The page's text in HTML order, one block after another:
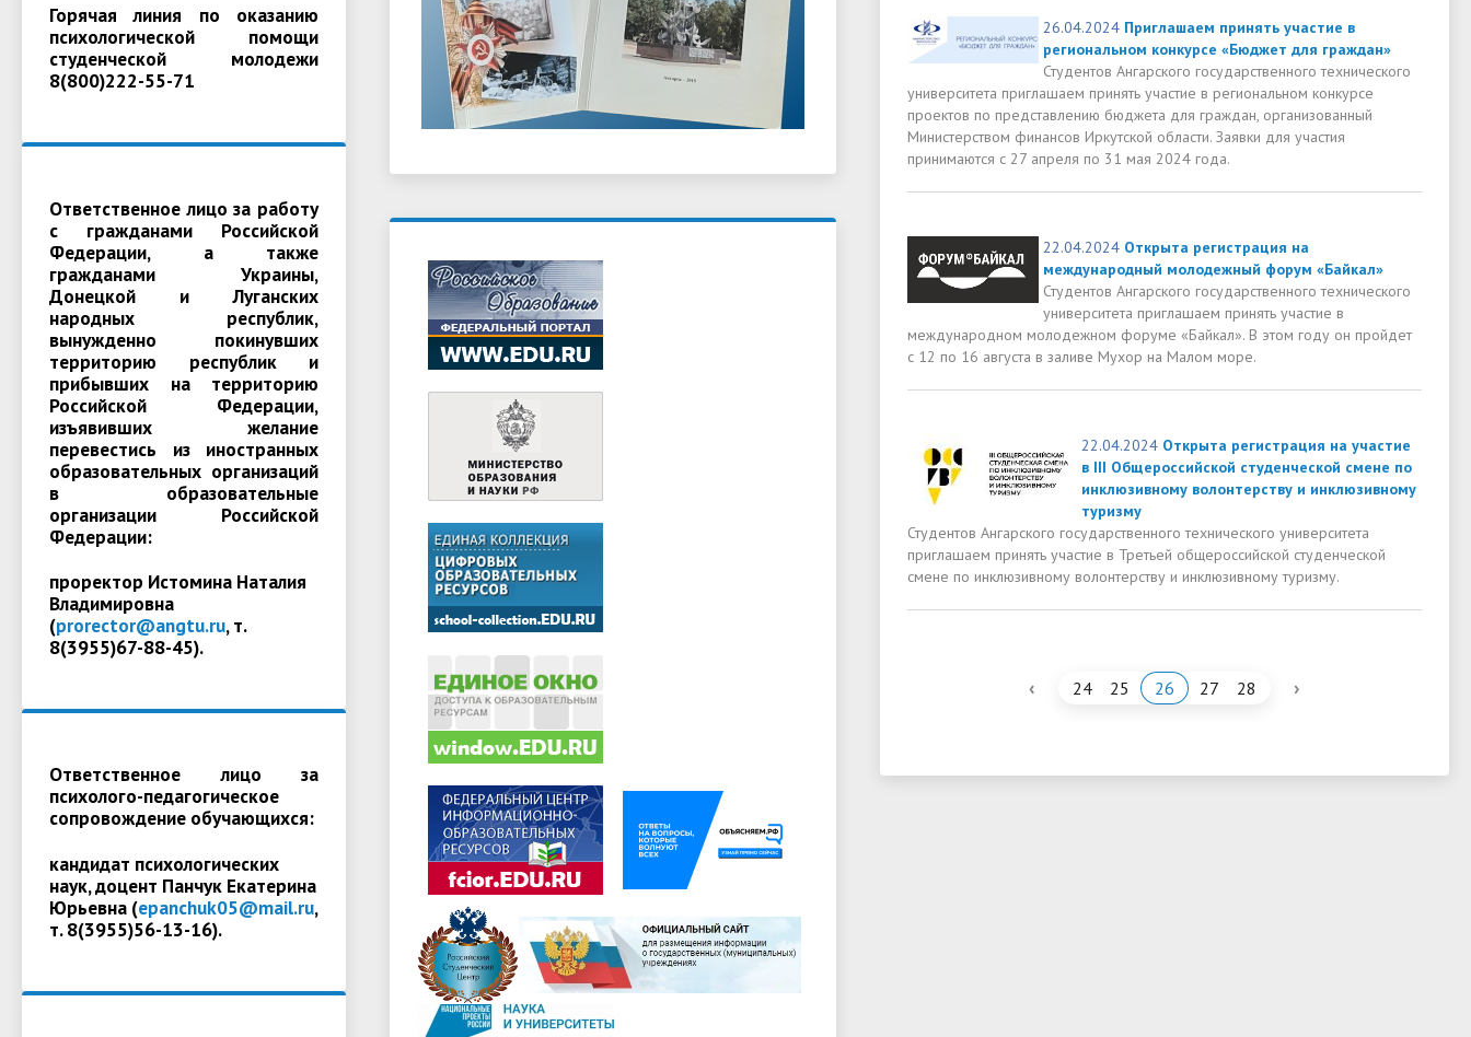
Горячая линия по оказанию
психологической помощи
студенческой молодежи
8(800)222-55-71
Ответственное лицо за работу
с гражданами Российской
Федерации, а также
гражданами Украины,
Донецкой и Луганских
народных республик,
вынужденно покинувших
территорию республик и
прибывших на территорию
Российской Федерации,
изъявивших желание
перевестись из иностранных
образовательных организаций
в образовательные
организации Российской
Федерации:
проректор Истомина Наталия
Владимировна
(prorector@angtu.ru, т.
8(3955)67-88-45).
Ответственное лицо за
психолого-педагогическое
сопровождение обучающихся:
кандидат психологических
наук, доцент Панчук Екатерина
Юрьевна (epanchuk05@mail.ru,
т. 8(3955)56-13-16).
26.04.2024 Приглашаем принять участие в
региональном конкурсе «Бюджет для граждан»
Студентов Ангарского государственного технического
университета приглашаем принять участие в региональном конкурсе
проектов по представлению бюджета для граждан, организованный
Министерством финансов Иркутской области. Заявки для участия
принимаются с 27 апреля по 31 мая 2024 года.
22.04.2024 Открыта регистрация на
международный молодежный форум «Байкал»
Студентов Ангарского государственного технического
университета приглашаем принять участие в
международном молодежном форуме «Байкал». В этом году он пройдет
с 12 по 16 августа в заливе Мухор на Малом море.
22.04.2024 Открыта регистрация на участие
в III Общероссийской студенческой смене по
инклюзивному волонтерству и инклюзивному
туризму
Студентов Ангарского государственного технического университета
приглашаем принять участие в Третьей общероссийской студенческой
смене по инклюзивному волонтерству и инклюзивному туризму.
‹ 24 25 26 27 28 ›